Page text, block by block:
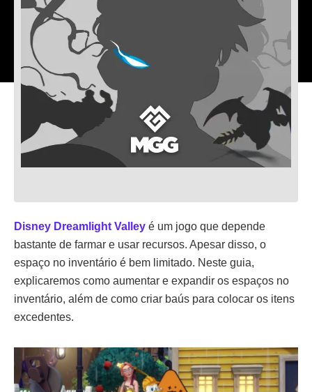
Disney Dreamlight Valley é um jogo que depende
bastante de farmar e usar recursos. Apesar disso, o
espaço no inventário é bem limitado. Neste guia,
explicaremos como aumentar e expandir os espaços no
inventário, além de como criar baús para colocar os itens
excedentes.